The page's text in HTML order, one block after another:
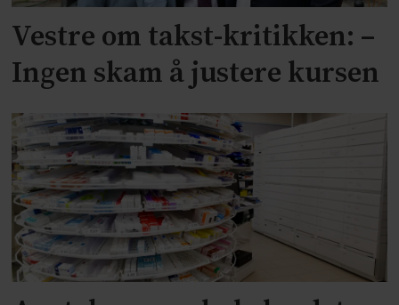
Vestre om takst-kritikken: –
Ingen skam å justere kursen